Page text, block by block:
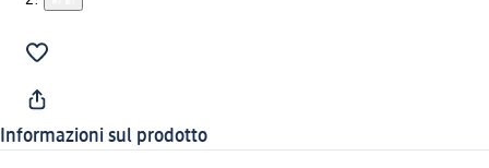
Informazioni sul prodotto